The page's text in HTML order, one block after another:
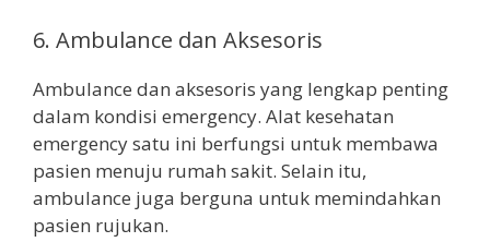
6. Ambulance dan Aksesoris
Ambulance dan aksesoris yang lengkap penting
dalam kondisi emergency. Alat kesehatan
emergency satu ini berfungsi untuk membawa
pasien menuju rumah sakit. Selain itu,
ambulance juga berguna untuk memindahkan
pasien rujukan.